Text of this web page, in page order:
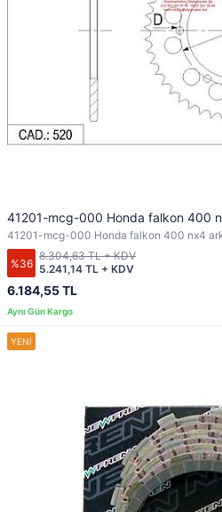
41201-mcg-000 Honda falkon 400
41201-mcg-000 Honda falkon 400 nx4
%36
6.184,55 TL
5.241,14 TL + KDV
8.304,63 TL + KDV